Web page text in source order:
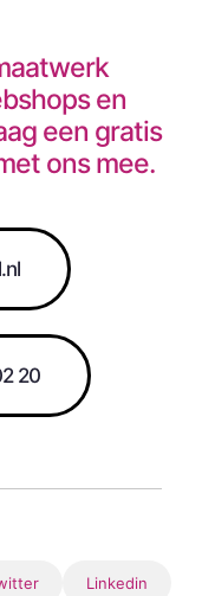
en
een gratis
ons mee.
20
Linkedin